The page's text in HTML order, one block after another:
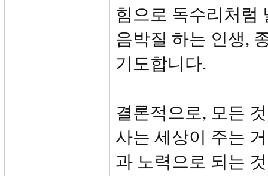
힘으로 독수리처럼
음박질 하는 인생,
기도합니다.
결론적으로, 모든
사는 세상이 주는
과 노력으로 되는